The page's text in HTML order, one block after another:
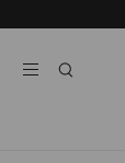
Inhalt